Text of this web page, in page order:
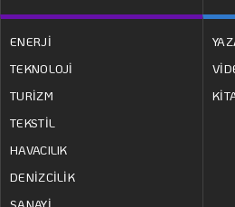
ENERJİ
TEKNOLOJİ
TURİZM
TEKSTİL
HAVACILIK
DENİZCİLİK
SANAYİ